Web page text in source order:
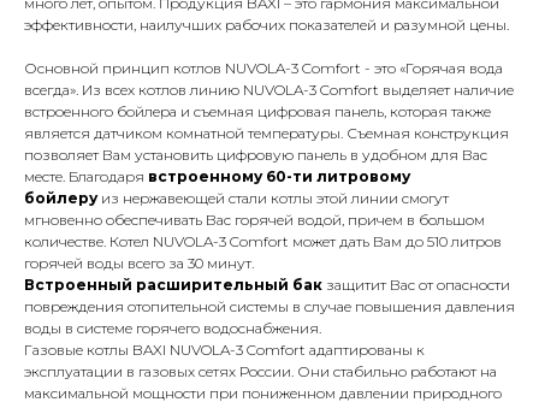
эффективности, наилучших рабочих показателей и разумной цены.
Основной принцип котлов NUVOLA-3 Comfort - это «Горячая вода
всегда». Из всех котлов линию NUVOLA-3 Comfort выделяет наличие
встроенного бойлера и съемная цифровая панель, которая также
является датчиком комнатной температуры. Съемная конструкция
позволяет Вам установить цифровую панель в удобном для Вас
месте Благодаря встроенному 60-ти литровому
бойлеру из нержавеющей стали котлы этой линии смогут
мгновенно обеспечивать Вас горячей водой, причем в большом
количестве. Котел NUVOLA-3 Comfort может дать Вам до 510 литров
горячей воды всего за 30 минут.
Встроенный расширительный бак защитит Вас от опасности
повреждения отопительной системы в случае повышения давления
воды в системе горячего водоснабжения.
Газовые котлы BAXI NUVOLA-3 Comfort адаптированы к
эксплуатации в газовых сетях России. Они стабильно работают на
максимальной мощности при пониженном давлении природного